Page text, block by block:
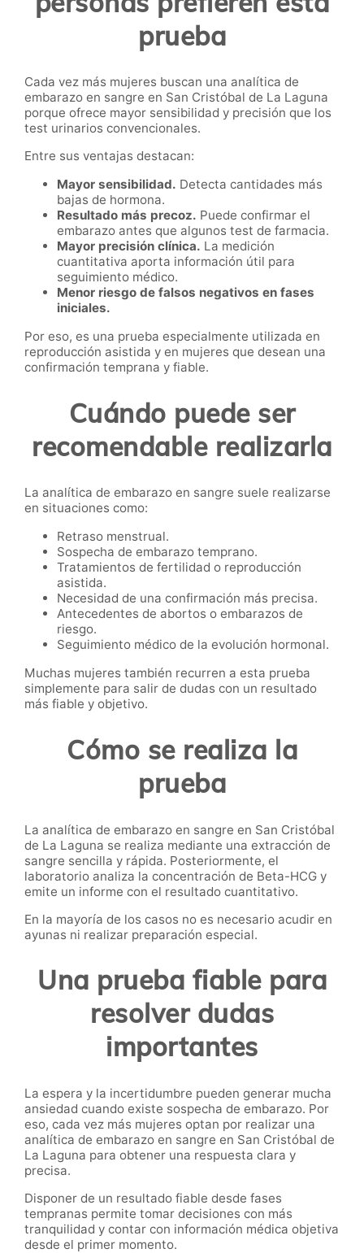
prueba
Cada vez más mujeres buscan una analítica de
embarazo en sangre en San Cristóbal de La Laguna
porque ofrece mayor sensibilidad y precisión que los
test urinarios convencionales.
Entre sus ventajas destacan:
Mayor sensibilidad. Detecta cantidades más
bajas de hormona.
Resultado más precoz. Puede confirmar el
embarazo antes que algunos test de farmacia.
Mayor precisión clínica. La medición
cuantitativa aporta información útil para
seguimiento médico.
Menor riesgo de falsos negativos en fases
iniciales.
Por eso, es una prueba especialmente utilizada en
reproducción asistida y en mujeres que desean una
confirmación temprana y fiable.
Cuándo puede ser
recomendable realizarla
La analítica de embarazo en sangre suele realizarse
en situaciones como:
Retraso menstrual.
Sospecha de embarazo temprano.
Tratamientos de fertilidad o reproducción
asistida.
Necesidad de una confirmación más precisa.
Antecedentes de abortos o embarazos de
riesgo.
Seguimiento médico de la evolución hormonal.
Muchas mujeres también recurren a esta prueba
simplemente para salir de dudas con un resultado
más fiable y objetivo.
Cómo se realiza la
prueba
La analítica de embarazo en sangre en San Cristóbal
de La Laguna se realiza mediante una extracción de
sangre sencilla y rápida. Posteriormente, el
laboratorio analiza la concentración de Beta-HCG y
emite un informe con el resultado cuantitativo.
En la mayoría de los casos no es necesario acudir en
ayunas ni realizar preparación especial.
Una prueba fiable para
resolver dudas
importantes
La espera y la incertidumbre pueden generar mucha
ansiedad cuando existe sospecha de embarazo. Por
eso, cada vez más mujeres optan por realizar una
analítica de embarazo en sangre en San Cristóbal de
La Laguna para obtener una respuesta clara y
precisa.
Disponer de un resultado fiable desde fases
tempranas permite tomar decisiones con más
tranquilidad y contar con información médica objetiva
desde el primer momento.